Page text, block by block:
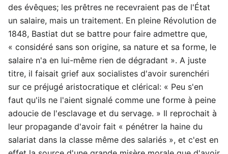
des évêques; les prêtres ne recevraient pas de l'État
un salaire, mais un traitement. En pleine Révolution de
1848, Bastiat dut se battre pour faire admettre que,
« considéré sans son origine, sa nature et sa forme, le
salaire n'a en lui-même rien de dégradant ». A juste
titre, il faisait grief aux socialistes d'avoir surenchéri
sur ce préjugé aristocratique et clérical: « Peu s'en
faut qu'ils ne l'aient signalé comme une forme à peine
adoucie de l'esclavage et du servage. » Il reprochait à
leur propagande d'avoir fait « pénétrer la haine du
salariat dans la classe même des salariés », et c'est en